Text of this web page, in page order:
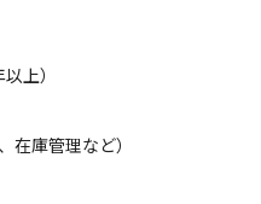
上）
庫管理など）